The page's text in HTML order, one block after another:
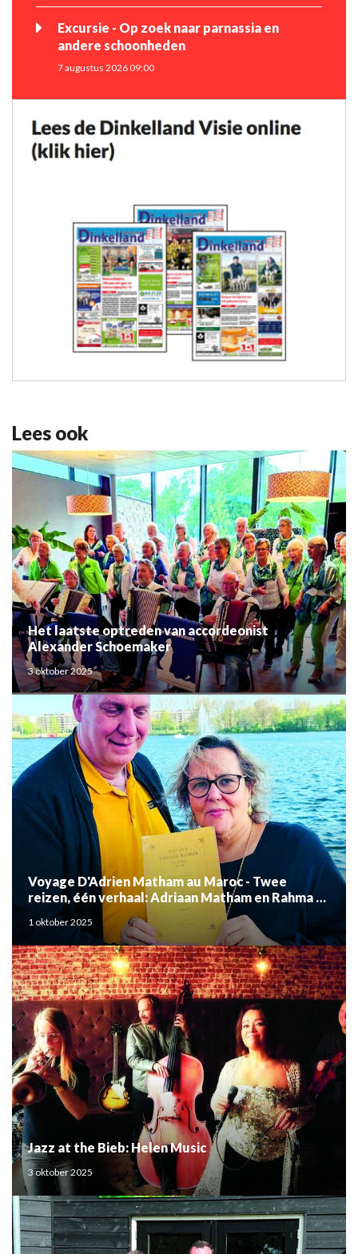
Excursie - Op zoek naar parnassia en
andere schoonheden
7 augustus 2026 09:00
Lees ook
Het laatste optreden van accordeonist
Alexander Schoemaker
3 oktober 2025
Voyage D'Adrien Matham au Maroc - Twee
reizen, één verhaal: Adriaan Matham en Rahma el
Mouden
1 oktober 2025
Jazz at the Bieb: Helen Music
3 oktober 2025